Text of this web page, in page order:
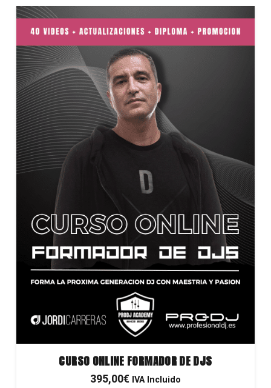
CURSO ONLINE FORMADOR DE DJS
395,00€ IVA Incluido